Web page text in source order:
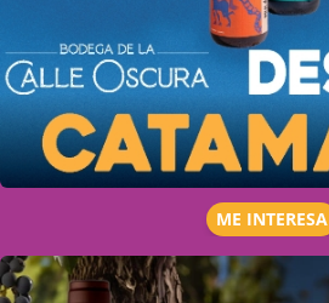
ME INTERESA